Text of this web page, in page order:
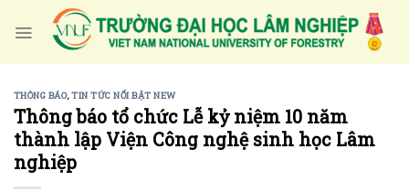
THÔNG BÁO,TIN TỨC NỔI BẬT NEW
Thông báo tổ chức Lễ kỷ niệm 10 năm
thành lập Viện Công nghệ sinh học Lâm
nghiệp